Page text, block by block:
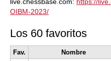
OIBM-2023/
Los 60 favoritos
Fav. Nombre